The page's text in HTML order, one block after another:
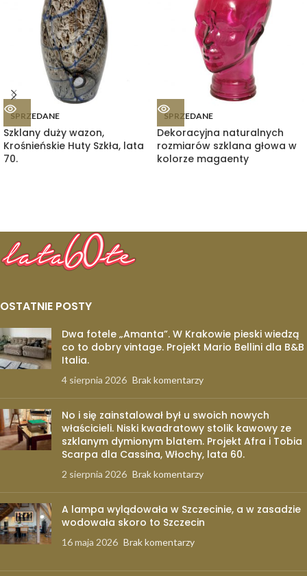
SPRZEDANE
Szklany duży wazon,
Krośnieńskie Huty Szkła, lata
70.
SPRZEDANE
Dekoracyjna naturalnych
rozmiarów szklana głowa w
kolorze magaenty
OSTATNIE POSTY
Dwa fotele „Amanta”. W Krakowie pieski wiedzą
co to dobry vintage. Projekt Mario Bellini dla B&B
Italia.
4 sierpnia 2026 Brak komentarzy
No i się zainstalował był u swoich nowych
właścicieli. Niski kwadratowy stolik kawowy ze
szklanym dymionym blatem. Projekt Afra i Tobia
Scarpa dla Cassina, Włochy, lata 60.
2 sierpnia 2026 Brak komentarzy
A lampa wylądowała w Szczecinie, a w zasadzie
wodowała skoro to Szczecin
16 maja 2026 Brak komentarzy